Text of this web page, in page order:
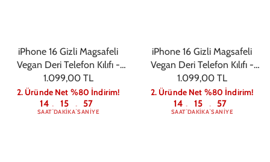
iPhone 16 Gizli Magsafeli
Vegan Deri Telefon Kılıfı -
Pembe
1.099,00 TL
2. Üründe Net %80 İndirim!
14
SAAT: 15
DAKIKA: 56
SANIYE
iPhone 16 Gizli Magsafeli
Vegan Deri Telefon Kılıfı -
Turuncu
1.099,00 TL
2. Üründe Net %80 İndirim!
14
SAAT: 15
DAKIKA: 56
SANIYE